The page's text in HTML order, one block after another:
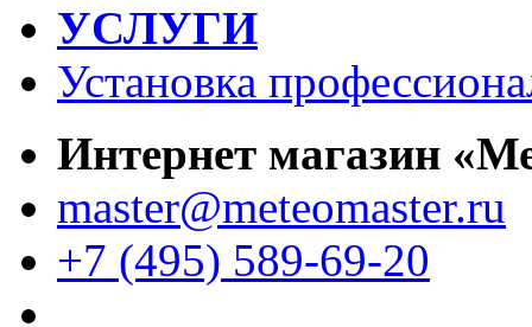
УСЛУГИ
Установка
Интернет магазин
master@meteomaster.ru
+7 (495) 589-69-20